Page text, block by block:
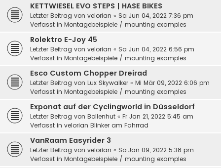
KETTWIESEL EVO STEPS | HASE BIKES
Letzter Beitrag von velorian « Sa Jun 04, 2022 7:36 pm
Verfasst in Montagebeispiele / mounting examples
Rolektro E-Joy 45
Letzter Beitrag von velorian « Sa Jun 04, 2022 6:56 pm
Verfasst in Montagebeispiele / mounting examples
Esco Custom Chopper Dreirad
Letzter Beitrag von Lux Skywalker « Mi Mär 09, 2022 6:06 pm
Verfasst in Montagebeispiele / mounting examples
Exponat auf der Cyclingworld in Düsseldorf
Letzter Beitrag von Bollenhut « Fr Jan 21, 2022 5:45 am
Verfasst in velorian Blinker am Fahrrad
VanRaam Easyrider 3
Letzter Beitrag von velorian « So Jan 09, 2022 5:38 pm
Verfasst in Montagebeispiele / mounting examples